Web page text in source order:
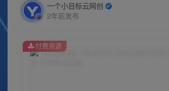
一个小目标云网创
2年前发布
付费资源